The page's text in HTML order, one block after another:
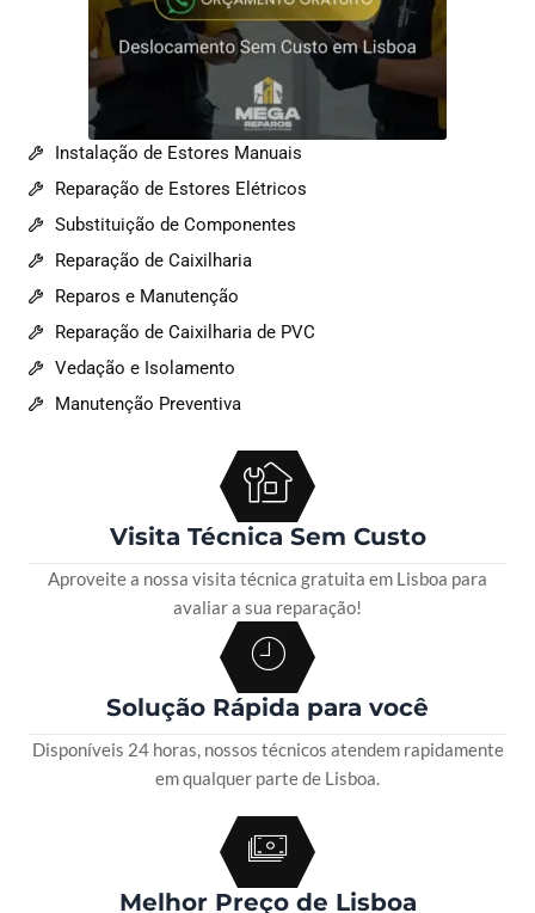
Instalação de Estores Manuais
Reparação de Estores Elétricos
Substituição de Componentes
Reparação de Caixilharia
Reparos e Manutenção
Reparação de Caixilharia de PVC
Vedação e Isolamento
Manutenção Preventiva
Visita Técnica Sem Custo
Aproveite a nossa visita técnica gratuita em Lisboa para
avaliar a sua reparação!
Solução Rápida para você
Disponíveis 24 horas, nossos técnicos atendem rapidamente
em qualquer parte de Lisboa.
Melhor Preço de Lisboa